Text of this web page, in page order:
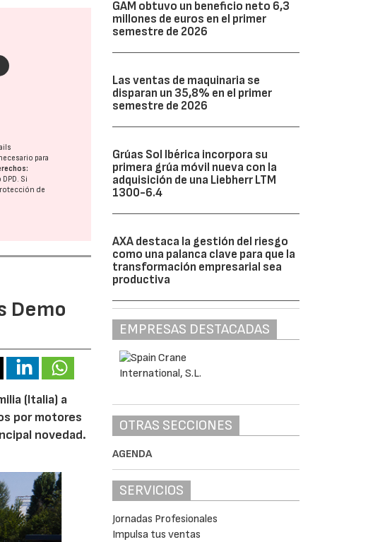
para
. Si
de
Demo
(Italia) a
por motores
novedad.
GAM obtuvo un beneficio neto 6,3
millones de euros en el primer
semestre de 2026
Las ventas de maquinaria se
disparan un 35,8% en el primer
semestre de 2026
Grúas Sol Ibérica incorpora su
primera grúa móvil nueva con la
adquisición de una Liebherr LTM
1300-6.4
AXA destaca la gestión del riesgo
como una palanca clave para que la
transformación empresarial sea
productiva
EMPRESAS DESTACADAS
OTRAS SECCIONES
AGENDA
SERVICIOS
Jornadas Profesionales
Impulsa tus ventas